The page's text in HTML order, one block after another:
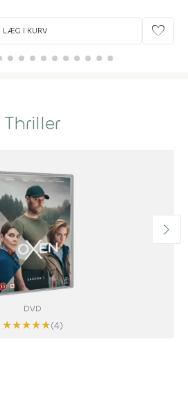
LÆG I KURV favorite
Thriller
DVD
★★★★★(4)